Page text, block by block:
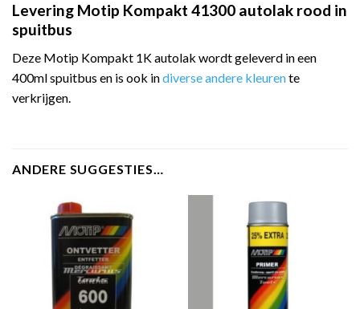
Levering Motip Kompakt 41300 autolak rood in
spuitbus
Deze Motip Kompakt 1K autolak wordt geleverd in een
400ml spuitbus en is ook indiverse andere kleurente
verkrijgen.
ANDERE SUGGESTIES…